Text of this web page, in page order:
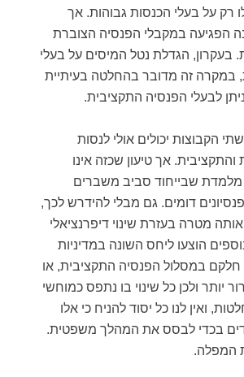
רק על בעלי הכנסות גבוהות. אך
הפגיעה במקבלי הפנסיה הצוברת
בעקרון, הגדלת נטל המיסים על בעלי
במקרה זה מדובר בהחלטה בעיתיית
לבעלי הפנסיה התקציבית.
הקבוצות יכולים אולי לנסות
אך טיעון שכזה אינו
מלמדת שבייחוד סביב משברים
דומים. גם מבלי להידרש לכך,
מטרה בעזרת שינוי דיפרנציאלי
הוצעו ליחס השונה במדיניות
במסלול הפנסיה התקציבית, או
יותר ולכן כל שינוי בו נתפס כמוחשי
ואין לנו כל יסוד להניח כי אלו
בכדי לבסס את המהלך משפטית.
המפלה.